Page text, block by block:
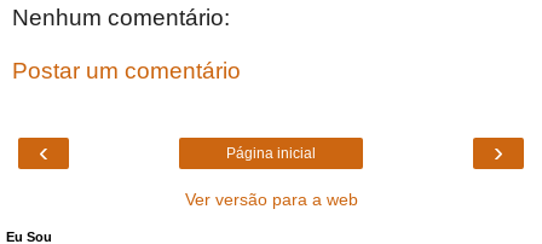
Nenhum comentário:
Postar um comentário
‹ ›
Página inicial
Ver versão para a web
Eu Sou